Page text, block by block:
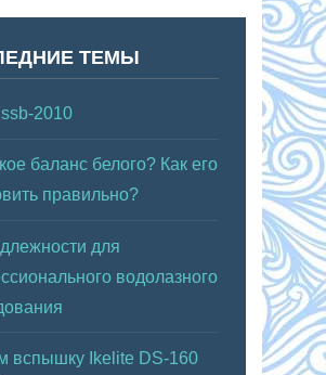
ТЕМЫ
2010
баланс белого? Как его
правильно?
для
водолазного
вспышку Ikelite DS-160